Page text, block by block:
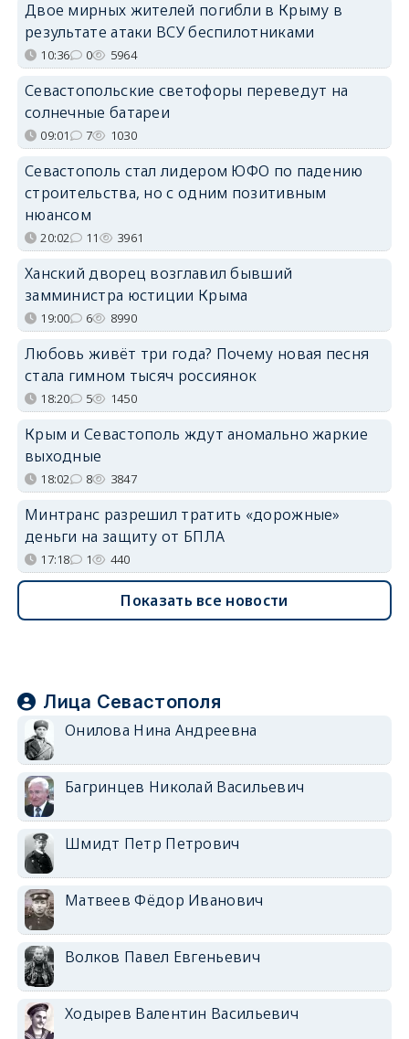
Двое мирных жителей погибли в Крыму в
результате атаки ВСУ беспилотниками
10:36 0 5964
Севастопольские светофоры переведут на
солнечные батареи
09:01 7 1030
Севастополь стал лидером ЮФО по падению
строительства, но с одним позитивным
нюансом
20:02 11 3961
Ханский дворец возглавил бывший
замминистра юстиции Крыма
19:00 6 8990
Любовь живёт три года? Почему новая песня
стала гимном тысяч россиянок
18:20 5 1450
Крым и Севастополь ждут аномально жаркие
выходные
18:02 8 3847
Минтранс разрешил тратить «дорожные»
деньги на защиту от БПЛА
17:18 1 440
Показать все новости
Лица Севастополя
Онилова Нина Андреевна
Багринцев Николай Васильевич
Шмидт Петр Петрович
Матвеев Фёдор Иванович
Волков Павел Евгеньевич
Ходырев Валентин Васильевич